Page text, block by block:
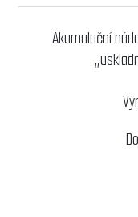
Akumulační